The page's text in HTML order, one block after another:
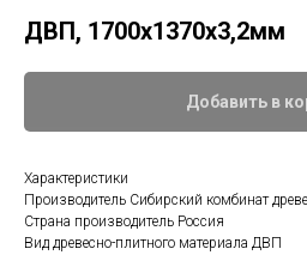
ДВП, 1700х1370х3,2мм
Добавить в
Характеристики
Производитель Сибирский комбинат
Страна производитель Россия
Вид древесно-плитного материала ДВП